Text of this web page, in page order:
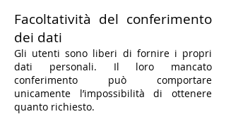
Facoltatività del conferimento
dei dati
​Gli utenti sono liberi di fornire i propri
dati personali. Il loro mancato
conferimento può comportare
unicamente l’impossibilità di ottenere
quanto richiesto.